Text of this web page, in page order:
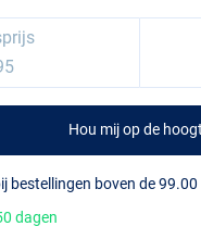
Hou mij op de
bestellingen boven de 99.00
dagen